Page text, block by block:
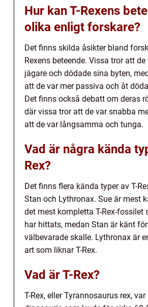
Hur kan T-Rexens
olika enligt forskare?
Det finns skilda åsikter bland
Rexens beteende. Vissa tror att
jägare och dödade sina byten,
att de var mer passiva och åt
Det finns också debatt om deras
där vissa tror att de var snabba
att de var långsamma och tunga.
Vad är några kända
Rex?
Det finns flera kända typer av T-
Stan och Lythronax. Sue är mest
det mest kompletta T-Rex-fossilet
har hittats, medan Stan är känt
välbevarade skalle. Lythronax är
art som liknar T-Rex.
Vad är T-Rex?
T-Rex, eller Tyrannosaurus rex,